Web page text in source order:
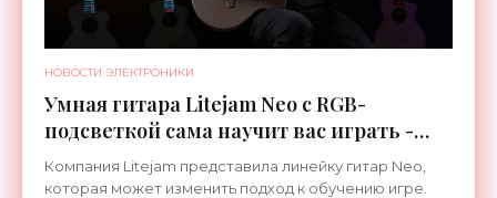
НОВОСТИ ЭЛЕКТРОНИКИ
Умная гитара Litejam Neo с RGB-
подсветкой сама научит вас играть -
«Гаджеты»
Компания Litejam представила линейку гитар Neo,
которая может изменить подход к обучению игре.